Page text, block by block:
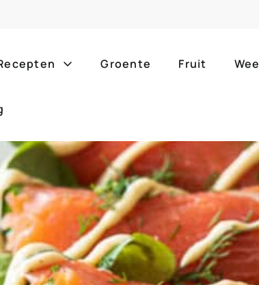
ontbijt bijgerechten
lunch hoofdgerechten
borrelhapjes desserts
voorgerechten drankjes
alle
alle
zomer
Groente Fruit